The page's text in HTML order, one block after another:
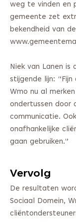
weg te vinden en
gemeente zet
bekendheid van
Niek van Lanen is
stijgende lijn:
Wmo nu al
ondertussen door
communicatie.
onafhankelijke
gaan gebruiken.”
Vervolg
De resultaten
Sociaal Domein,